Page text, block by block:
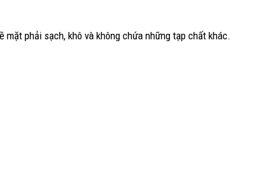
mặt phải sạch, khô và không chứa những tạp chất khác.